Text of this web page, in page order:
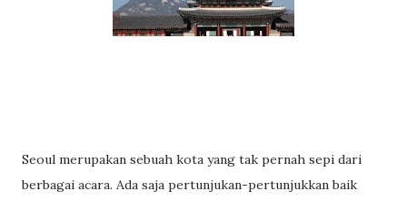
Seoul merupakan sebuah kota yang tak pernah sepi dari
berbagai acara. Ada saja pertunjukan-pertunjukkan baik